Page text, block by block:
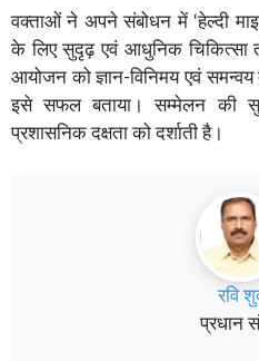
वक्ताओं ने अपने संबोधन में ‘हेल्दी
के लिए सुदृढ़ एवं आधुनिक चिकित्सा
आयोजन को ज्ञान-विनिमय एवं
इसे सफल बताया। सम्मेलन की
प्रशासनिक दक्षता को दर्शाती है।
रवि
प्रधान